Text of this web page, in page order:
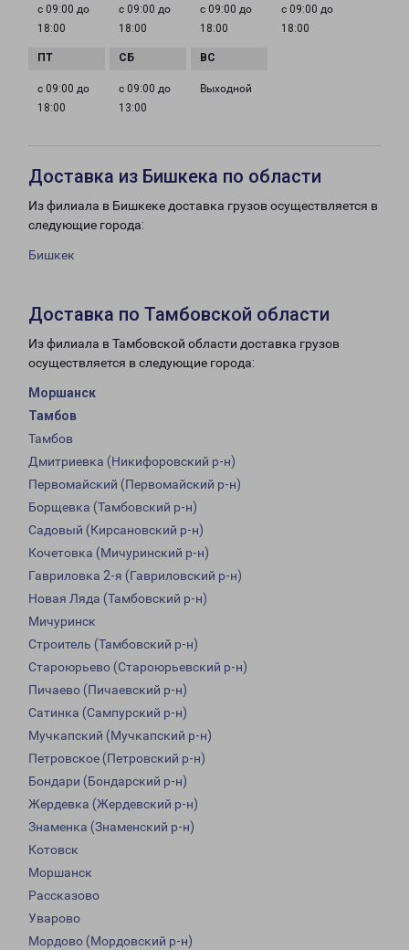
с 09:00 до
18:00
с 09:00 до
18:00
с 09:00 до
18:00
с 09:00 до
18:00
с 09:00 до
18:00
с 09:00 до
13:00
Выходной
Доставка из Бишкека по области
Из филиала в Бишкеке доставка грузов осуществляется в
следующие города:
Бишкек
Доставка по Тамбовской области
Из филиала в Тамбовской области доставка грузов
осуществляется в следующие города:
Моршанск
Тамбов
Тамбов
Дмитриевка (Никифоровский р-н)
Первомайский (Первомайский р-н)
Борщевка (Тамбовский р-н)
Садовый (Кирсановский р-н)
Кочетовка (Мичуринский р-н)
Гавриловка 2-я (Гавриловский р-н)
Новая Ляда (Тамбовский р-н)
Мичуринск
Строитель (Тамбовский р-н)
Староюрьево (Староюрьевский р-н)
Пичаево (Пичаевский р-н)
Сатинка (Сампурский р-н)
Мучкапский (Мучкапский р-н)
Петровское (Петровский р-н)
Бондари (Бондарский р-н)
Жердевка (Жердевский р-н)
Знаменка (Знаменский р-н)
Котовск
Моршанск
Рассказово
Уварово
Мордово (Мордовский р-н)